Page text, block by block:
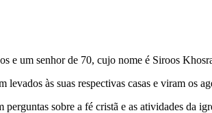
e um senhor de 70, cujo nome é Siroos
às suas respectivas casas e viram os
sobre a fé cristã e as atividades da